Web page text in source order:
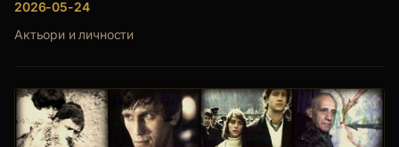
2026-05-24
Актьори и личности